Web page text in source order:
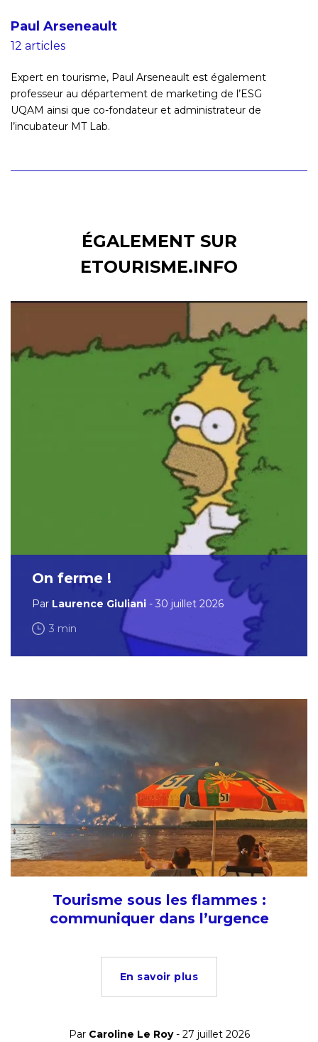
Paul Arseneault
12 articles
Expert en tourisme, Paul Arseneault est également
professeur au département de marketing de l’ESG
UQAM ainsi que co-fondateur et administrateur de
l’incubateur MT Lab.
ÉGALEMENT SUR
ETOURISME.INFO
On ferme !
Par Laurence Giuliani - 30 juillet 2026
3 min
Tourisme sous les flammes :
communiquer dans l’urgence
En savoir plus
Par Caroline Le Roy- 27 juillet 2026